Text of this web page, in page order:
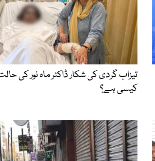
تیزاب گردی کی شکار ڈاکٹر ماہ نور کی
کیسی ہے؟